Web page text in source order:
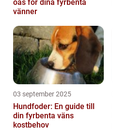
oas för dina fyrbenta
vänner
03 september 2025
Hundfoder: En guide till
din fyrbenta väns
kostbehov